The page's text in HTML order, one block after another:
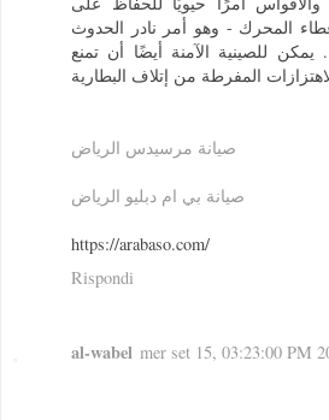
المحرك - وهو أمر نادر الحدوث
للصينية الآمنة أيضًا أن تمنع
صيانة مرسيدس الرياض
صيانة بي ام دبليو الرياض
https://arabaso.com/
Rispondi
al-wabel mer set 15, 03:23:00 PM